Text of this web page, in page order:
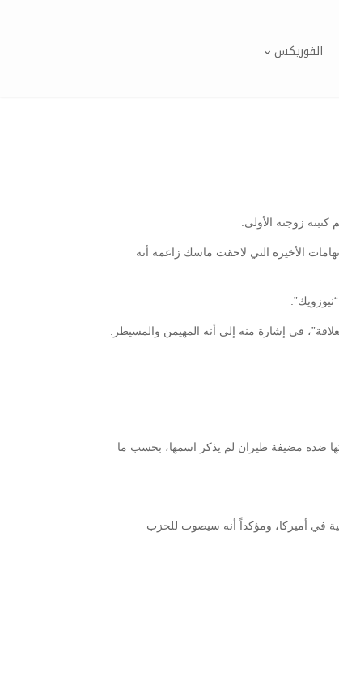
الفوريكس
زوجته الأولى.
تسلا من عام 2000 إلى عام 2008، اهتماماً على تويتر بعد الاتهامات الأخيرة التي لاحقت ماسك زاعمة أنه
في إشارة منه إلى أنه المهيمن والمسيطر.
زاعمة أن شركة سبيس إكس دفعت 250 ألف دولار في عام 2018 لتسوية دعوى رفعتها ضده مضيفة طيران لم يذكر اسمها، بحسب ما
في أميركا، ومؤكداً أنه سيصوت للحزب